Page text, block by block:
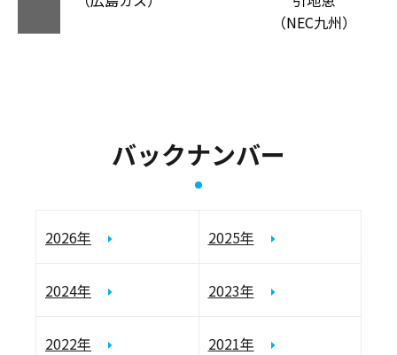
（NEC九州）
バックナンバー
2026年 2025年
2024年 2023年
2022年 2021年